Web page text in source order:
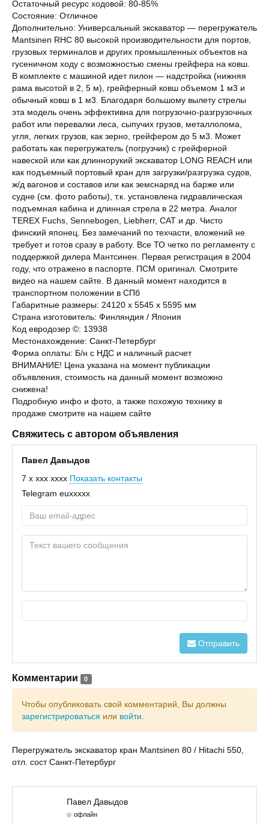
Остаточный ресурс ходовой: 80-85%
Состояние: Отличное
Дополнительно: Универсальный экскаватор — перегружатель
Mantsinen RHC 80 высокой производительности для портов,
грузовых терминалов и других промышленных объектов на
гусеничном ходу с возможностью смены грейфера на ковш.
В комплекте с машиной идет пилон — надстройка (нижняя
рама высотой в 2, 5 м), грейферный ковш объемом 1 м3 и
обычный ковш в 1 м3. Благодаря большому вылету стрелы
эта модель очень эффективна для погрузочно-разгрузочных
работ или перевалки леса, сыпучих грузов, металлолома,
угля, легких грузов, как зерно, грейфером до 5 м3. Может
работать как перегружатель (погрузчик) с грейферной
навеской или как длиннорукий экскаватор LONG REACH или
как подъемный портовый кран для загрузки/разгрузка судов,
ж/д вагонов и составов или как земснаряд на барже или
судне (см. фото работы), т.к. установлена гидравлическая
подъемная кабина и длинная стрела в 22 метра. Аналог
TEREX Fuchs, Sennebogen, Liebherr, CAT и др. Чисто
финский японец. Без замечаний по техчасти, вложений не
требует и готов сразу в работу. Все ТО четко по регламенту с
поддержкой дилера Мантсинен. Первая регистрация в 2004
году, что отражено в паспорте. ПСМ оригинал. Смотрите
видео на нашем сайте. В данный момент находится в
транспортном положении в СПб
Габаритные размеры: 24120 х 5545 х 5595 мм
Страна изготовитель: Финляндия / Япония
Код евродозер ©: 13938
Местонахождение: Санкт-Петербург
Форма оплаты: Б/н с НДС и наличный расчет
ВНИМАНИЕ! Цена указана на момент публикации
объявления, стоимость на данный момент возможно
снижена!
Подробную инфо и фото, а также похожую технику в
продаже смотрите на нашем сайте
Свяжитесь с автором объявления
Павел Давыдов
7 x xxx xxxx Показать контакты
Telegram euxxxxx
Отправить
Комментарии 0
Чтобы опубликовать свой комментарий, Вы должны
зарегистрироваться или войти
Перегружатель экскаватор кран Mantsinen 80 / Hitachi 550,
отл. сост Санкт-Петербург
Павел Давыдов
офлайн